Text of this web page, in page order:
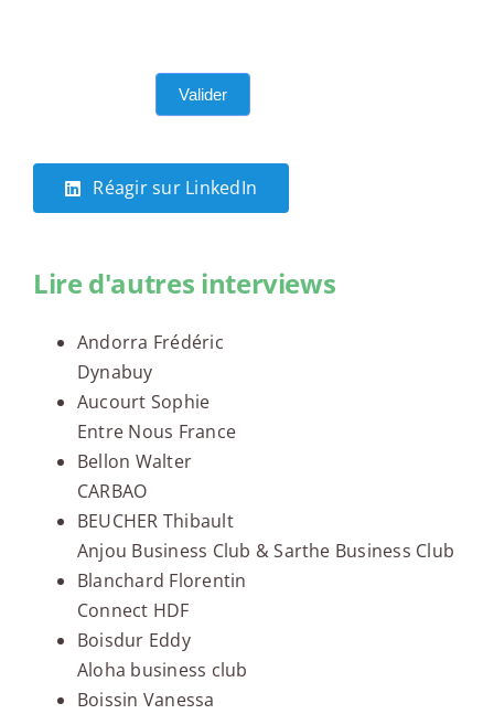
Valider
Réagir sur LinkedIn
Lire d'autres interviews
Andorra Frédéric
Dynabuy
Aucourt Sophie
Entre Nous France
Bellon Walter
CARBAO
BEUCHER Thibault
Anjou Business Club & Sarthe Business Club
Blanchard Florentin
Connect HDF
Boisdur Eddy
Aloha business club
Boissin Vanessa